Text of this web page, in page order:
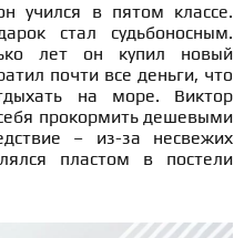
учился в пятом классе.
стал судьбоносным.
лет он купил новый
почти все деньги, что
на море. Виктор
прокормить дешевыми
– из-за несвежих
пластом в постели